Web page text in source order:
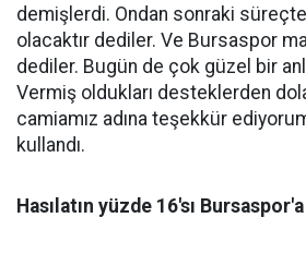
demişlerdi. Ondan sonraki süreçte
olacaktır dediler. Ve Bursaspor
dediler. Bugün de çok güzel bir
Vermiş oldukları desteklerden
camiamız adına teşekkür
kullandı.
Hasılatın yüzde 16'sı Bursaspor'a